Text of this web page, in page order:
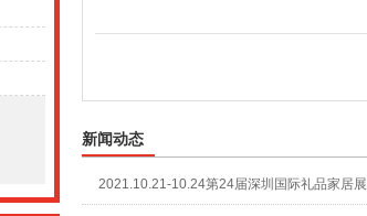
新闻动态
2021.10.21-10.24第24届深圳国际礼品家居展